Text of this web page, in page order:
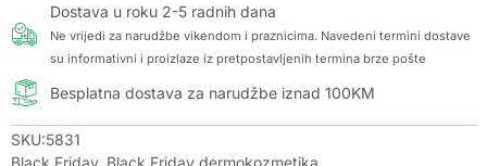
Dostava u roku 2-5 radnih dana
Ne vrijedi za narudžbe vikendom i praznicima. Navedeni termini dostave
su informativni i proizlaze iz pretpostavljenih termina brze pošte
Besplatna dostava za narudžbe iznad 100KM
SKU:5831